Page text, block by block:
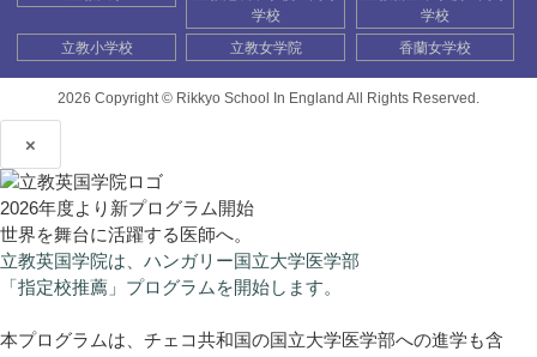
学校
学校
立教小学校
立教女学院 香蘭女学校
2026 Copyright © Rikkyo School In England All Rights Reserved.
×
2026年度より新プログラム開始
世界を舞台に活躍する医師へ。
立教英国学院は、ハンガリー国立大学医学部
「指定校推薦」プログラムを開始します。
本プログラムは、チェコ共和国の国立大学医学部への進学も含